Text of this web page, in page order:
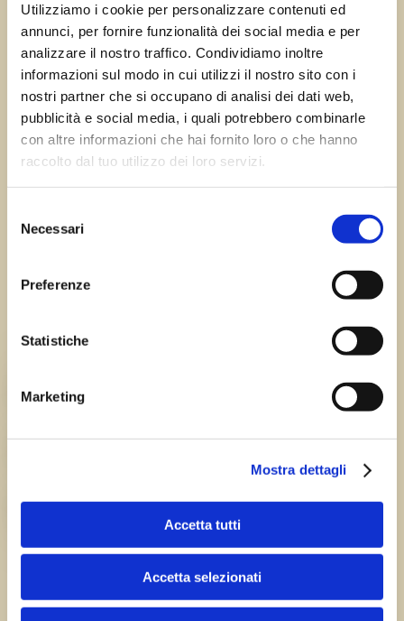
Utilizziamo i cookie per personalizzare contenuti ed
annunci, per fornire funzionalità dei social media e per
analizzare il nostro traffico. Condividiamo inoltre
informazioni sul modo in cui utilizzi il nostro sito con i
nostri partner che si occupano di analisi dei dati web,
pubblicità e social media, i quali potrebbero combinarle
con altre informazioni che hai fornito loro o che hanno
raccolto dal tuo utilizzo dei loro servizi.
delNecessari
Preferenze
Statistiche
Marketing
Mostra dettagli
Accetta tutti
Accetta selezionati
← Precedente: San
Martino del Carso
Successivo:
Precenicco (UD)
Errore:Modulo di contatto non trovato.
Chi siamo
TEAM